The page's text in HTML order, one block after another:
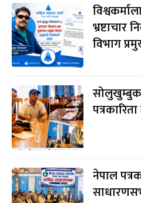
विभाग
नेपाल